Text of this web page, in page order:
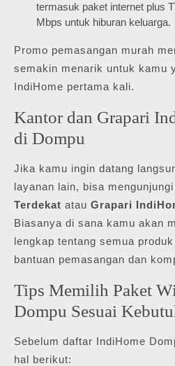
termasuk paket internet plus
Mbps untuk hiburan keluarga.
Promo pemasangan murah
semakin menarik untuk kamu
IndiHome pertama kali.
Kantor dan Grapari
di Dompu
Jika kamu ingin datang
layanan lain, bisa mengunjungi
Terdekat atau Grapari
Biasanya di sana kamu akan
lengkap tentang semua
bantuan pemasangan dan
Tips Memilih Paket
Dompu Sesuai
Sebelum daftar IndiHome
hal berikut: